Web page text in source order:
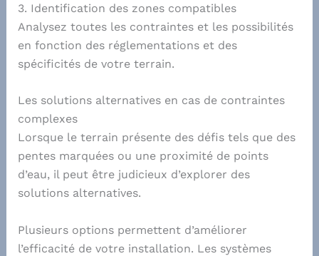
3. Identification des zones compatibles
Analysez toutes les contraintes et les possibilités
en fonction des réglementations et des
spécificités de votre terrain.
Les solutions alternatives en cas de contraintes
complexes
Lorsque le terrain présente des défis tels que des
pentes marquées ou une proximité de points
d’eau, il peut être judicieux d’explorer des
solutions alternatives.
Plusieurs options permettent d’améliorer
l’efficacité de votre installation. Les systèmes